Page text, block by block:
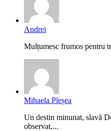
Andrei
Mulțumesc frumos pentru
Mihaela Pleșea
Un destin minunat, slavă
observat,...